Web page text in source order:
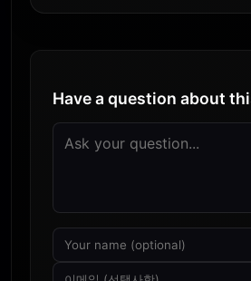
Have a question about